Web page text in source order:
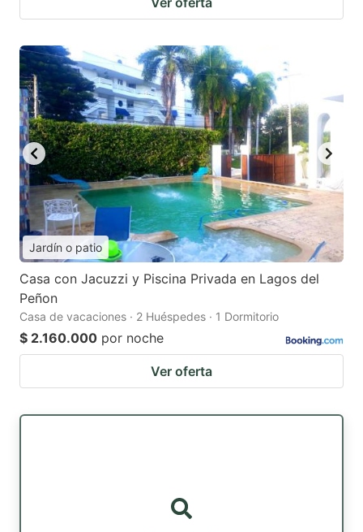
Jardín o patio
Casa con Jacuzzi y Piscina Privada en Lagos del
Peñon
Casa de vacaciones · 2 Huéspedes · 1 Dormitorio
$ 2.160.000 por noche
Ver oferta